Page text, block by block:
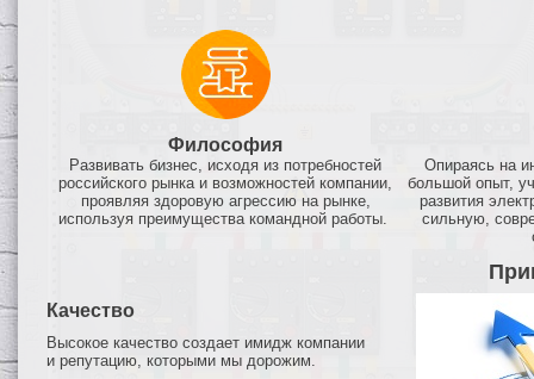
Философия
Развивать бизнес, исходя из потребностей
российского рынка и возможностей компании,
проявляя здоровую агрессию на рынке,
используя преимущества командной работы.
Опираясь на
большой опыт,
развития
сильную,
Качество
Высокое качество создает имидж компании
и репутацию, которыми мы дорожим.